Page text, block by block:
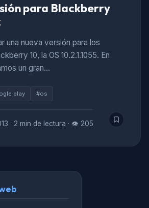
para Blackberry
una nueva versión para los
10, la OS 10.2.1.1055. En
un gran…
play #os
· 2 min de lectura · 👁 205